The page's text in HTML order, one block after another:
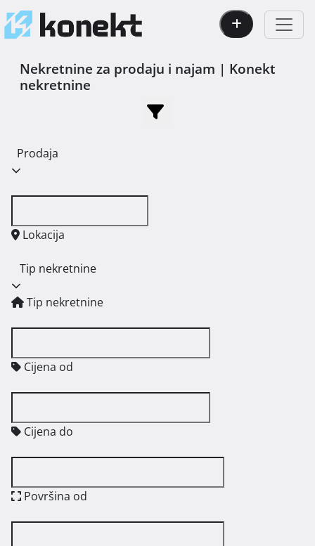
Nekretnine za prodaju i najam | Konekt
nekretnine
Prodaja
Lokacija
Tip nekretnine
Tip nekretnine
Cijena od
Cijena do
Površina od